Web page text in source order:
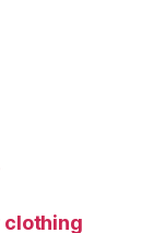
clothing